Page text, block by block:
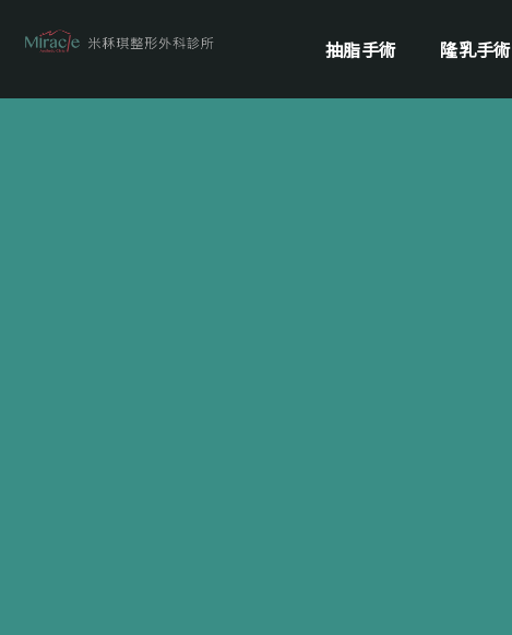
抽脂手術 隆乳手術